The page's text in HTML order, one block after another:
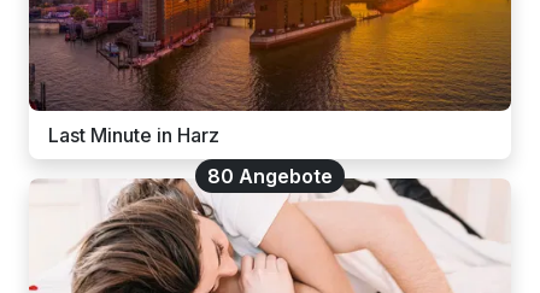
Last Minute in Harz
80 Angebote